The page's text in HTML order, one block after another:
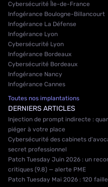
Cybersécurité Île-de-France
Infogérance Boulogne-Billancourt
Infogérance La Défense
Infogérance Lyon
Cybersécurité Lyon
Infogérance Bordeaux
Cybersécurité Bordeaux
Infogérance Nancy
Infogérance Cannes
Toutes nos implantations
DERNIERS ARTICLES
Injection de prompt indirecte :
piéger à votre place
Cybersécurité des cabinets
secret professionnel
Patch Tuesday Juin 2026 : un
critiques (9.8) — alerte PME
Patch Tuesday Mai 2026 : 120